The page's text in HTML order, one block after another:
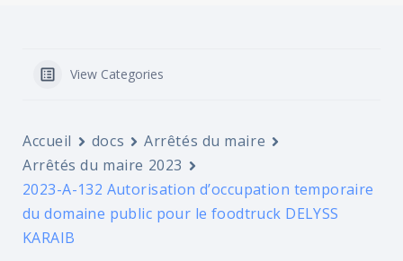
View Categories
Accueil docs
Arrêtés du maire
Arrêtés du maire 2023
2023-A-132 Autorisation d’occupation temporaire
du domaine public pour le foodtruck DELYSS
KARAIB